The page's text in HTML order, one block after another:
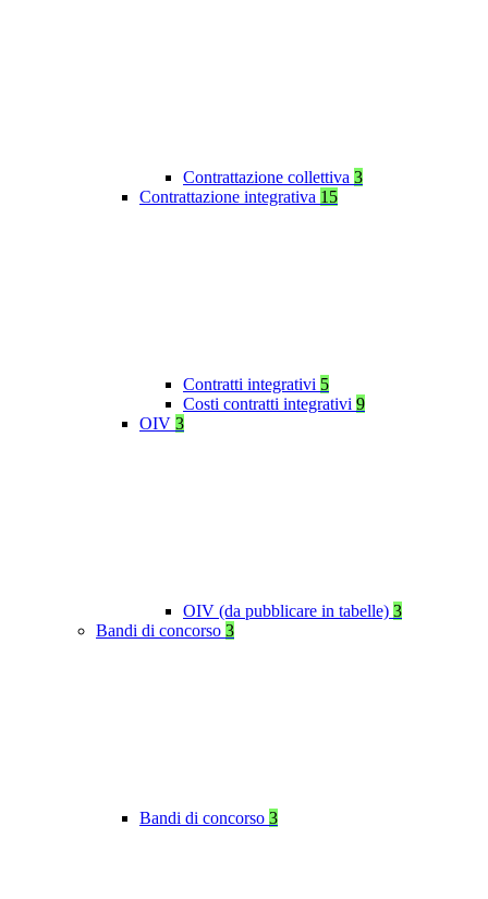
Contrattazione collettiva 3
Contrattazione integrativa 15
Contratti integrativi 5
Costi contratti integrativi 9
OIV 3
OIV (da pubblicare in tabelle) 3
Bandi di concorso 3
Bandi di concorso 3